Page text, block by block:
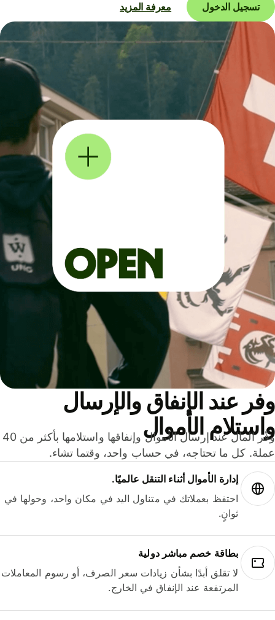
تسجيل الدخول معرفة المزيد
عند الإنفاق والإرسال
الأموال
وفّر المال عند إرسال الأموال وإنفاقها واستلامها بأكثر من 40
كل ما تحتاجه، في حساب واحد، وقتما تشاء.
إدارة الأموال أثناء التنقل عالميًا.
احتفظ بعملاتك في متناول اليد في مكان واحد، وحولها في
ثوانٍ.
بطاقة خصم مباشر دولية
لا تقلق أبدًا بشأن زيادات سعر الصرف، أو رسوم المعاملات
المرتفعة عند الإنفاق في الخارج.